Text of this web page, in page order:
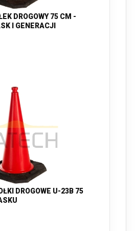
DROGOWY 75 CM -
I GENERACJI
DROGOWE U-23B 75